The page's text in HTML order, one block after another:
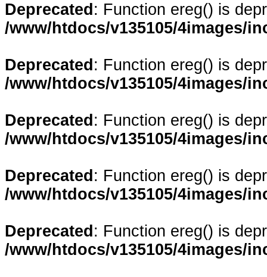
Deprecated : Function ereg() is
/www/htdocs/v135105/4images/
Deprecated : Function ereg() is
/www/htdocs/v135105/4images/
Deprecated : Function ereg() is
/www/htdocs/v135105/4images/
Deprecated : Function ereg() is
/www/htdocs/v135105/4images/
Deprecated : Function ereg() is
/www/htdocs/v135105/4images/